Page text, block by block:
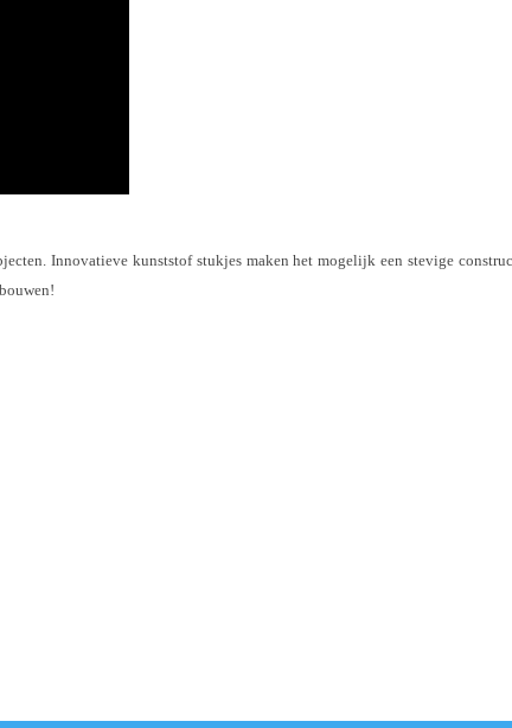
Innovatieve kunststof stukjes maken het mogelijk een stevige